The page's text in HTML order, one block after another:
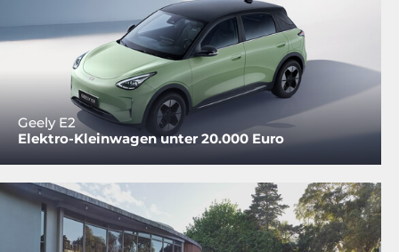
Geely E2
Elektro-Kleinwagen unter 20.000 Euro